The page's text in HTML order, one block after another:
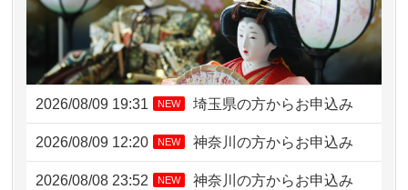
2026/08/09 19:31 NEW 埼玉県の方からお申込み
2026/08/09 12:20 NEW 神奈川の方からお申込み
2026/08/08 23:52 NEW 神奈川の方からお申込み